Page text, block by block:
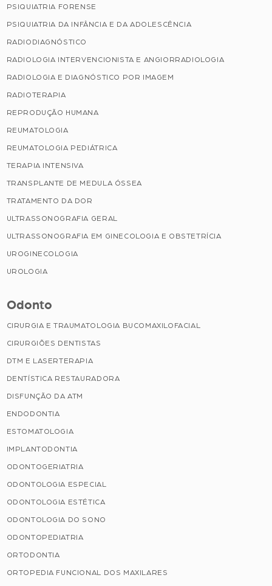
PSIQUIATRIA FORENSE
PSIQUIATRIA DA INFÂNCIA E DA ADOLESCÊNCIA
RADIODIAGNÓSTICO
RADIOLOGIA INTERVENCIONISTA E ANGIORRADIOLOGIA
RADIOLOGIA E DIAGNÓSTICO POR IMAGEM
RADIOTERAPIA
REPRODUÇÃO HUMANA
REUMATOLOGIA
REUMATOLOGIA PEDIÁTRICA
TERAPIA INTENSIVA
TRANSPLANTE DE MEDULA ÓSSEA
TRATAMENTO DA DOR
ULTRASSONOGRAFIA GERAL
ULTRASSONOGRAFIA EM GINECOLOGIA E OBSTETRÍCIA
UROGINECOLOGIA
UROLOGIA
Odonto
CIRURGIA E TRAUMATOLOGIA BUCOMAXILOFACIAL
CIRURGIÕES DENTISTAS
DTM E LASERTERAPIA
DENTÍSTICA RESTAURADORA
DISFUNÇÃO DA ATM
ENDODONTIA
ESTOMATOLOGIA
IMPLANTODONTIA
ODONTOGERIATRIA
ODONTOLOGIA ESPECIAL
ODONTOLOGIA ESTÉTICA
ODONTOLOGIA DO SONO
ODONTOPEDIATRIA
ORTODONTIA
ORTOPEDIA FUNCIONAL DOS MAXILARES